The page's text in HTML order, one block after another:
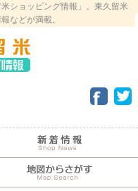
ショッピング情報」。東久留米
などが満載。